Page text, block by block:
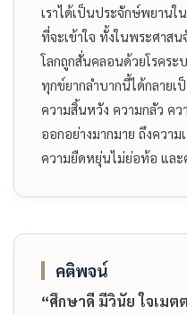
เรา​ได้​เป็น​ประจักษ์พยาน​ใ
ที่จะ​เข้าใจ​ ทั้ง​ใน​พระศาส
โลก​ถูก​สั่นคลอน​ด้วย​โรค​ระ
ทุกข์​ยาก​ลำบาก​นี้​ได้​กลายเ
ความ​สิ้น​หวัง​ ความ​กลัว​ คว
ออก​อย่าง​มากมาย​ ถึง​ควา
ความ​ยืดหยุ่น​ไม่​ย่อท้อ​ และ​
คติพจน์
“ศึกษา​ดี​ มี​วินัย​ ใจ​เมต